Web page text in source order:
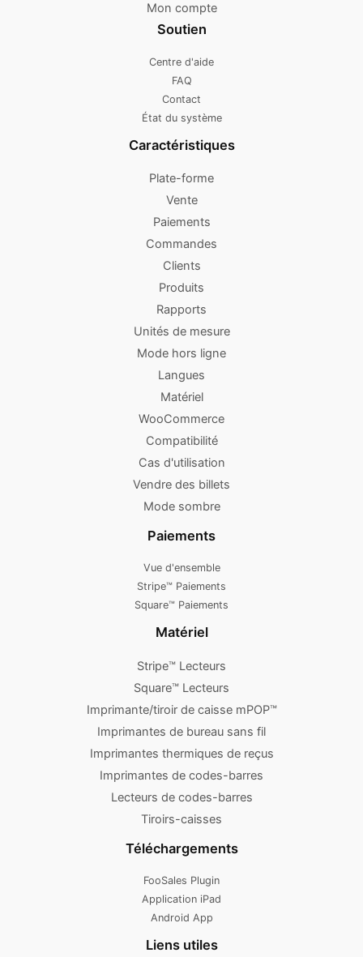
Mon compte
Soutien
Centre d'aide
FAQ
Contact
État du système
Caractéristiques
Plate-forme
Vente
Paiements
Commandes
Clients
Produits
Rapports
Unités de mesure
Mode hors ligne
Langues
Matériel
WooCommerce
Compatibilité
Cas d'utilisation
Vendre des billets
Mode sombre
Paiements
Vue d'ensemble
Stripe™ Paiements
Square™ Paiements
Matériel
Stripe™ Lecteurs
Square™ Lecteurs
Imprimante/tiroir de caisse mPOP™
Imprimantes de bureau sans fil
Imprimantes thermiques de reçus
Imprimantes de codes-barres
Lecteurs de codes-barres
Tiroirs-caisses
Téléchargements
FooSales Plugin
Application iPad
Android App
Liens utiles